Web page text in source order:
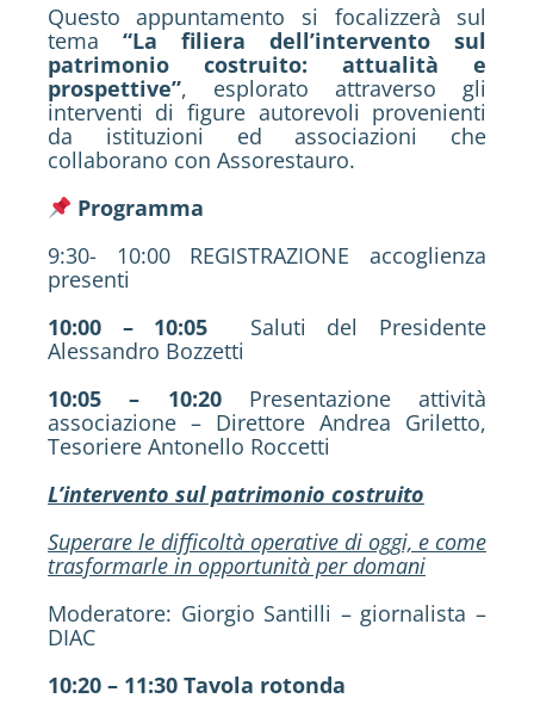
Questo appuntamento si focalizzerà sul
tema “La filiera dell’intervento sul
patrimonio costruito: attualità e
prospettive”, esplorato attraverso gli
interventi di figure autorevoli provenienti
da istituzioni ed associazioni che
collaborano con Assorestauro.
Programma
9:30- 10:00 REGISTRAZIONE accoglienza
presenti
10:00 – 10:05 Saluti del Presidente
Alessandro Bozzetti
10:05 – 10:20 Presentazione attività
associazione – Direttore Andrea Griletto,
Tesoriere Antonello Roccetti
L’intervento sul patrimonio costruito
Superare le difficoltà operative di oggi, e come
trasformarle in opportunità per domani
Moderatore: Giorgio Santilli – giornalista –
DIAC
10:20 – 11:30 Tavola rotonda